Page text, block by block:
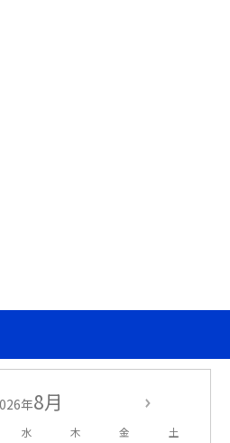
年8月
水 木 金 土